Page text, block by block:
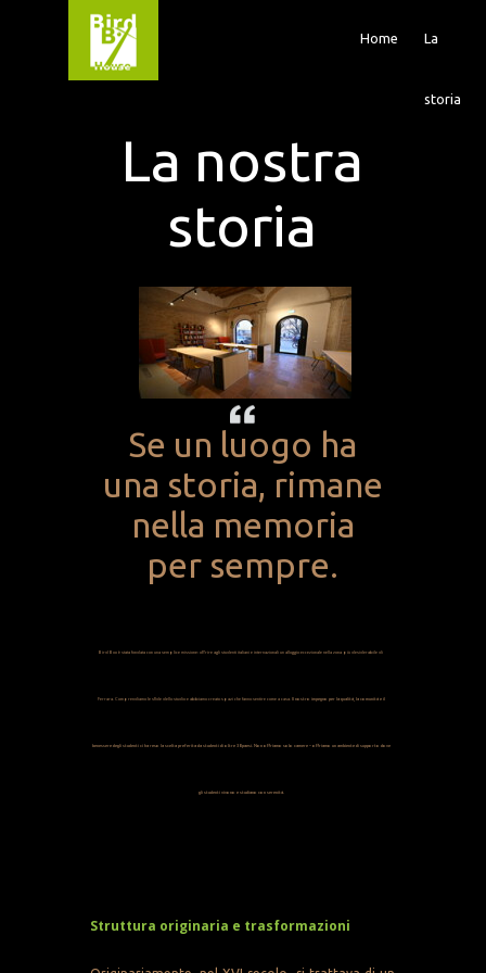
Home La
storia
La nostra
storia
Se un luogo ha
una storia, rimane
nella memoria
per sempre.
Bird Box è stata fondata con una semplice missione: offrire agli studenti italiani e internazionali un alloggio eccezionale nella zona più desiderabile di
Ferrara. Comprendiamo le sfide dello studio e abbiamo creato spazi che fanno sentire come a casa. Il nostro impegno per la qualità, la comunità e il
benessere degli studenti ci ha reso la scelta preferita da studenti di oltre 30 paesi. Non offriamo solo camere – offriamo un ambiente di supporto dove
gli studenti vivono e studiano con serenità.
Struttura originaria e trasformazioni